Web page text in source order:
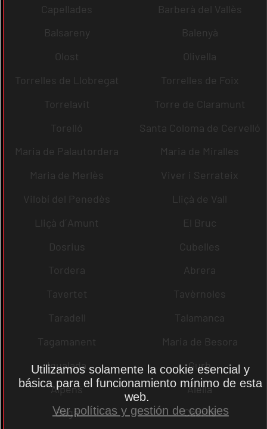
Capellades
Barberà del Vallès
Balsareny
Balenyà
Olost
Olivella
Torrelles de Llobregat
Torrelles de Foix
Torrelavit
Torre de Claramunt
Torelló
Santa Coloma de Cervelló
Maria de Palautordera
Maria de Miralles
Maria de Merlès
Viver i Serrateix
Vilobí del Penedès
Lliçà de Vall
Lliçà d´Amunt
El Bruc
Dosrius
Cubelles
Tordera
Abrera
Tavertet
Tavèrnoles
Taradell
Talamanca
Tagamanent
Maria de Besora
Igualada
Gurb
Alpens
Alella
Bagà
Cabrils
Utilizamos solamente la cookie esencial y
básica para el funcionamiento mínimo de esta
web.
Ver políticas y gestión de cookies